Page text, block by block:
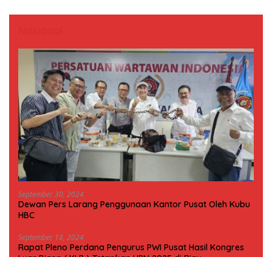
September 30, 2024
Dewan Pers Larang Penggunaan Kantor Pusat Oleh Kubu
HBC
September 18, 2024
Rapat Pleno Perdana Pengurus PWI Pusat Hasil Kongres